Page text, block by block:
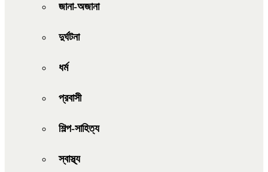
জানা-অজানা
দুর্ঘটনা
ধর্ম
প্রবাসী
শিল্প-সাহিত্য
স্বাস্থ্য